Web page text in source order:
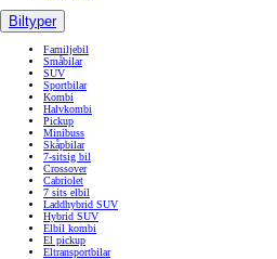
Biltyper
Familjebil
Småbilar
SUV
Sportbilar
Kombi
Halvkombi
Pickup
Minibuss
Skåpbilar
7-sitsig bil
Crossover
Cabriolet
7 sits elbil
Laddhybrid SUV
Hybrid SUV
Elbil kombi
El pickup
Eltransportbilar